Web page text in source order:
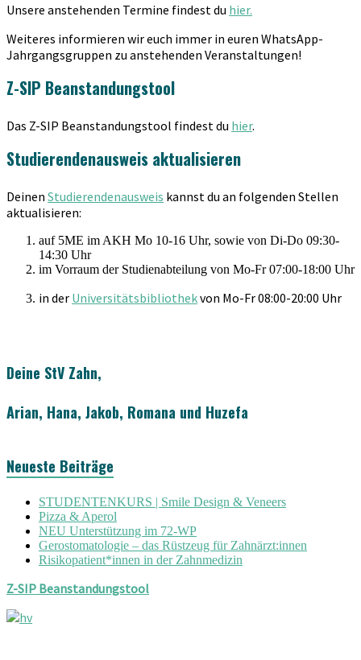
Unsere anstehenden Termine findest du hier.
Weiteres informieren wir euch immer in euren WhatsApp-
Jahrgangsgruppen zu anstehenden Veranstaltungen!
Z-SIP Beanstandungstool
Das Z-SIP Beanstandungstool findest du hier.
Studierendenausweis aktualisieren
Deinen Studierendenausweis kannst du an folgenden Stellen
aktualisieren:
auf 5ME im AKH Mo 10-16 Uhr, sowie von Di-Do 09:30-
14:30 Uhr
im Vorraum der Studienabteilung von Mo-Fr 07:00-18:00 Uhr
in der Universitätsbibliothekvon Mo-Fr 08:00-20:00 Uhr
Deine StV Zahn,
Arian, Hana, Jakob, Romana und Huzefa
Neueste Beiträge
STUDENTENKURS | Smile Design & Veneers
Pizza & Aperol
NEU Unterstützung im 72-WP
Gerostomatologie – das Rüstzeug für Zahnärzt:innen
Risikopatient*innen in der Zahnmedizin
Z-SIP Beanstandungstool